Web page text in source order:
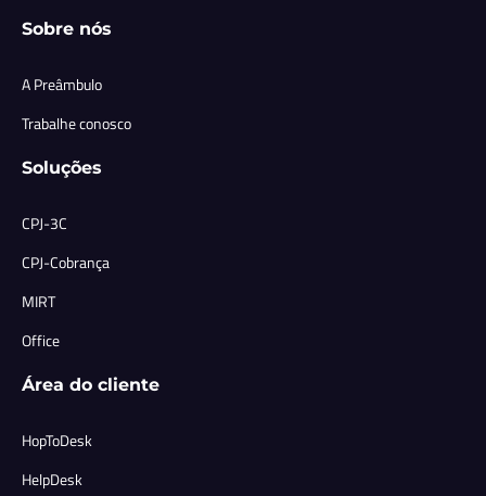
Sobre nós
A Preâmbulo
Trabalhe conosco
Soluções
CPJ-3C
CPJ-Cobrança
MIRT
Office
Área do cliente
HopToDesk
HelpDesk